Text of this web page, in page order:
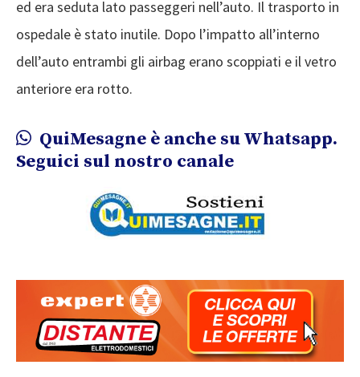
ed era seduta lato passeggeri nell’auto. Il trasporto in
ospedale è stato inutile. Dopo l’impatto all’interno
dell’auto entrambi gli airbag erano scoppiati e il vetro
anteriore era rotto.
QuiMesagne è anche su Whatsapp.
Seguici sul nostro canale